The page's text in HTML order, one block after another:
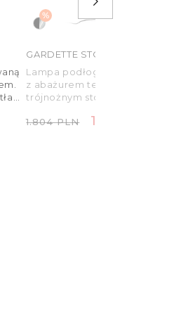
%
GARDETTE STOJĄCA
Lampa podłogowa na żarówkę
z abażurem tekstylnym oraz
trójnożnym stojakiem
wysokości lampy.
Cena regularna
1.804 PLN Cena
1.083 PLN